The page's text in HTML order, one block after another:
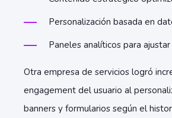
Personalización basada en
Paneles analíticos para
Otra empresa de servicios logró
engagement del usuario al
banners y formularios según el